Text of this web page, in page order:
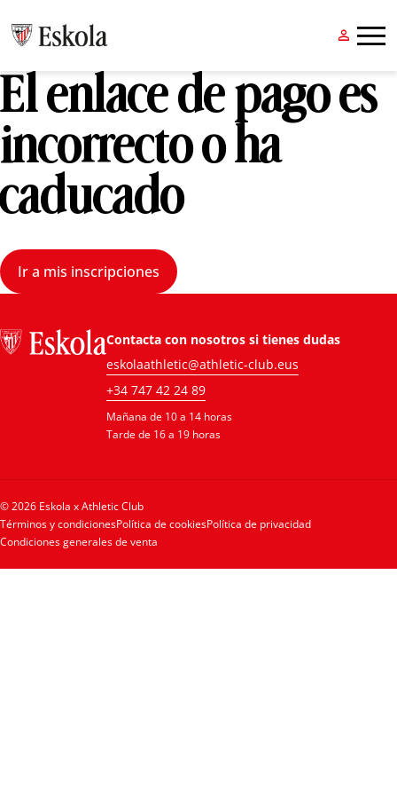
 
El enlace de pago es
incorrecto o ha
caducado
Ir a mis inscripciones
Contacta con nosotros si tienes dudas
eskolaathletic@athletic-club.eus
+34 747 42 24 89
Mañana de 10 a 14 horas
Tarde de 16 a 19 horas
© 2026 Eskola x Athletic Club
Términos y condicionesPolítica de cookiesPolítica de privacidad
Condiciones generales de venta